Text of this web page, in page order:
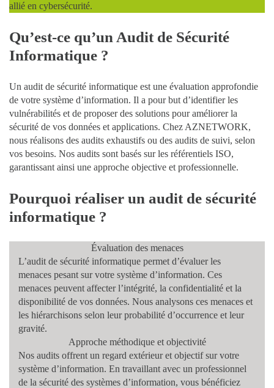
allié en cybersécurité.
Qu’est-ce qu’un Audit de Sécurité
Informatique ?
Un audit de sécurité informatique est une évaluation approfondie
de votre système d’information. Il a pour but d’identifier les
vulnérabilités et de proposer des solutions pour améliorer la
sécurité de vos données et applications. Chez AZNETWORK,
nous réalisons des audits exhaustifs ou des audits de suivi, selon
vos besoins. Nos audits sont basés sur les référentiels ISO,
garantissant ainsi une approche objective et professionnelle.
Pourquoi réaliser un audit de sécurité
informatique ?
Évaluation des menaces
L’audit de sécurité informatique permet d’évaluer les
menaces pesant sur votre système d’information. Ces
menaces peuvent affecter l’intégrité, la confidentialité et la
disponibilité de vos données. Nous analysons ces menaces et
les hiérarchisons selon leur probabilité d’occurrence et leur
gravité.
Approche méthodique et objectivité
Nos audits offrent un regard extérieur et objectif sur votre
système d’information. En travaillant avec un professionnel
de la sécurité des systèmes d’information, vous bénéficiez